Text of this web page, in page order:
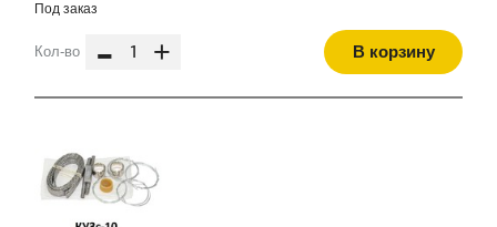
Под заказ
Кол-во - + В корзину